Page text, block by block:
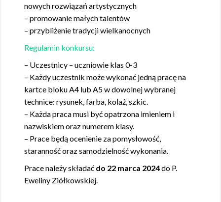
nowych rozwiązań artystycznych
– promowanie małych talentów
– przybliżenie tradycji wielkanocnych
Regulamin konkursu:
– Uczestnicy – uczniowie klas 0-3
– Każdy uczestnik może wykonać jedną pracę na
kartce bloku A4 lub A5 w dowolnej wybranej
technice: rysunek, farba, kolaż, szkic.
– Każda praca musi być opatrzona imieniem i
nazwiskiem oraz numerem klasy.
– Prace będą ocenienie za pomysłowość,
staranność oraz samodzielność wykonania.
Prace należy składać do 22 marca 2024do P.
Eweliny Ziółkowskiej.